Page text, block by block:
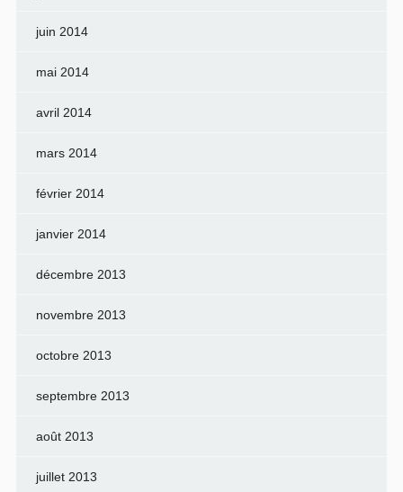
juin 2014
mai 2014
avril 2014
mars 2014
février 2014
janvier 2014
décembre 2013
novembre 2013
octobre 2013
septembre 2013
août 2013
juillet 2013